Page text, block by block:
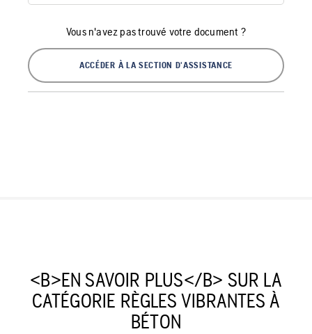
Vous n'avez pas trouvé votre document ?
ACCÉDER À LA SECTION D'ASSISTANCE
<B>EN SAVOIR PLUS</B> SUR LA
CATÉGORIE RÈGLES VIBRANTES À
BÉTON